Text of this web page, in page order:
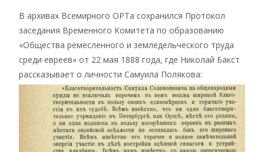
В архивах Всемирного ОРТа сохранился Протокол
заседания Временного Комитета по образованию
«Общества ремесленного и земледельческого труда
среди евреев» от 22 мая 1888 года, где Николай Бакст
рассказывает о личности Самуила Полякова: